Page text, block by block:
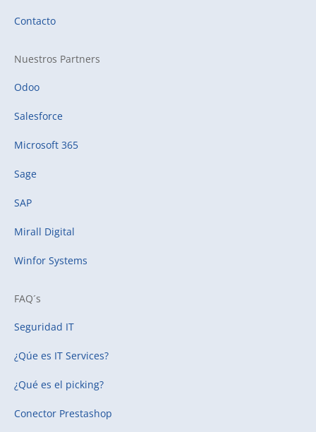
Contacto
Nuestros Partners
Odoo
Salesforce
Microsoft 365
Sage
SAP
Mirall Digital
Winfor Systems
FAQ´s
Seguridad IT
¿Qúe es IT Services?
¿Qué es el picking?
Conector Prestashop